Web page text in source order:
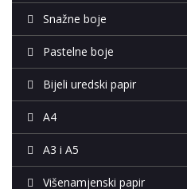
Snažne boje
Pastelne boje
Bijeli uredski papir
A4
A3 i A5
Višenamjenski papir